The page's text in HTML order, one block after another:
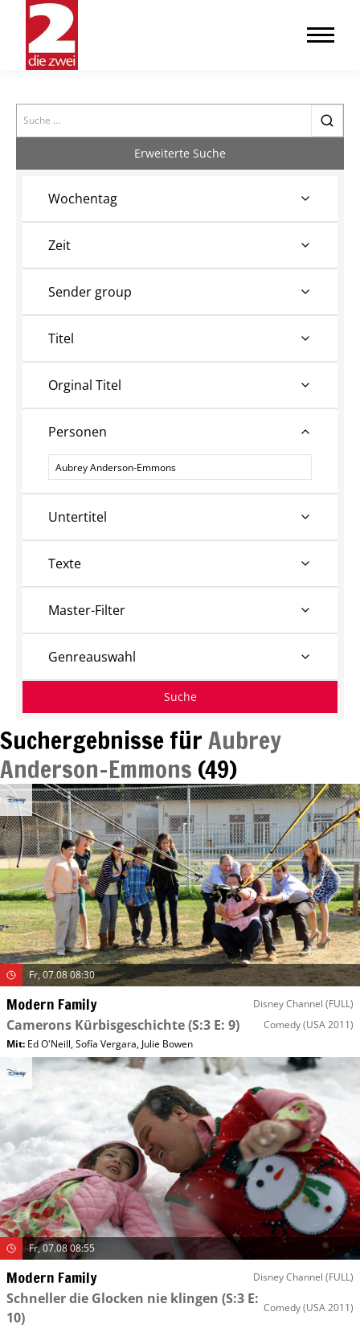
Search
Suchergebnisse fürAubrey
Anderson-Emmons (49)
Fr, 07.08 08:30
Modern Family Disney Channel (FULL)
Camerons Kürbisgeschichte(S:3 E: 9) Comedy(USA 2011)
Mit: Ed O'Neill,Sofía Vergara, Julie Bowen
Fr, 07.08 08:55
Modern Family Disney Channel (FULL)
Schneller die Glocken nie klingen (S:3 E:
10)
Comedy(USA 2011)
Erweiterte Suche
Wochentag
Zeit
Sender group
Titel
Orginal Titel
Personen
Personen
Untertitel
Texte
Master-Filter
Genreauswahl
Suche